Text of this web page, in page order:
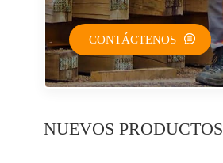
CONTÁCTENOS
NUEVOS PRODUCTOS